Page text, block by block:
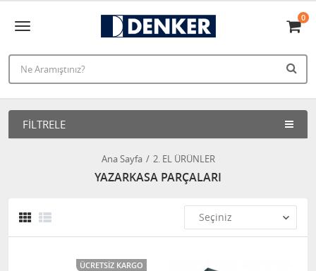
0
FILTRELE
Ana Sayfa 2. EL ÜRÜNLER
YAZARKASA PARÇALARI
ÜCRETSIZ KARGO